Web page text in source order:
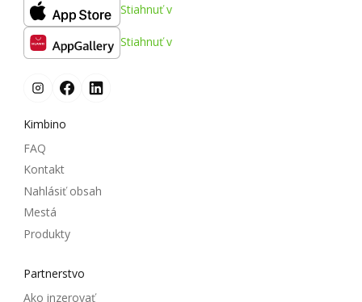
Stiahnuť v
Stiahnuť v
Kimbino
FAQ
Kontakt
Nahlásiť obsah
Mestá
Produkty
Partnerstvo
Ako inzerovať